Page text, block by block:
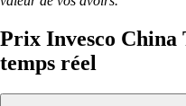
Prix Invesco China
temps réel